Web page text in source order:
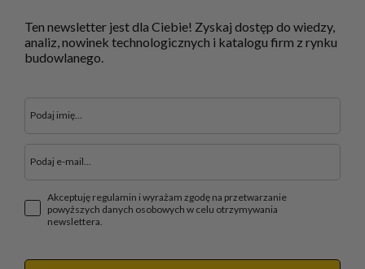
Ten newsletter jest dla Ciebie! Zyskaj dostęp do wiedzy,
analiz, nowinek technologicznych i katalogu firm z rynku
budowlanego.
Akceptuję regulamin i wyrażam zgodę na przetwarzanie
powyższych danych osobowych w celu otrzymywania
newslettera.